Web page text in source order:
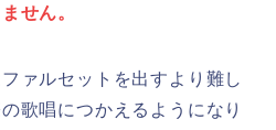
せん。
ァルセットを出すより難し
歌唱につかえるようになり